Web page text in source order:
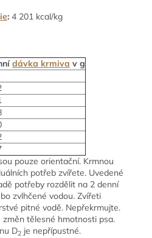
: 4 201 kcal/kg
dávka krmiva v g
pouze orientační. Krmnou
potřeb zvířete. Uvedené
potřeby rozdělit na 2 denní
zvlhčené vodou. Zvířeti
pitné vodě. Nepřekrmujte.
tělesné hmotnosti psa.
D2 je nepřípustné.